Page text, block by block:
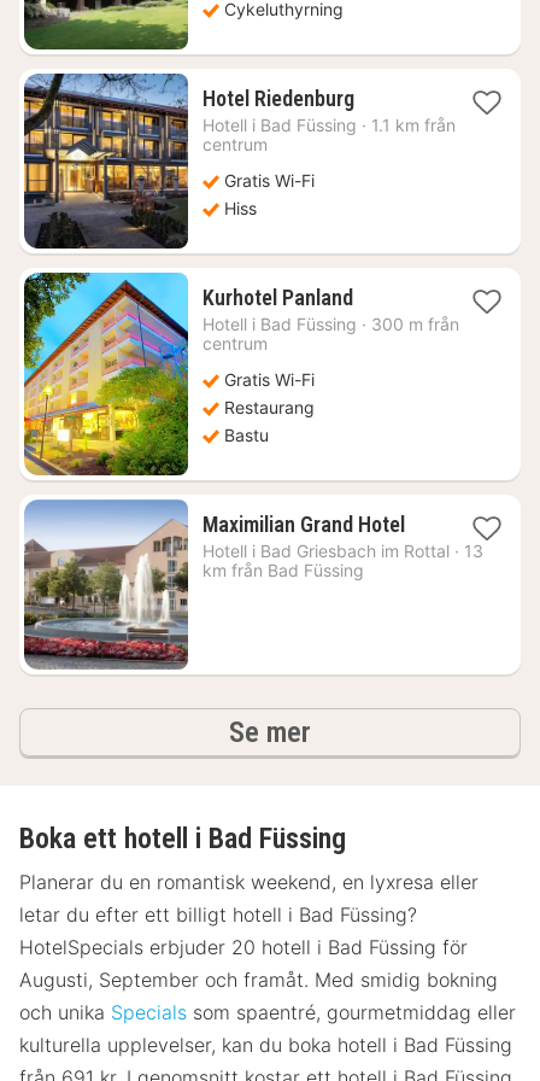
Cykeluthyrning
Hotel Riedenburg1
natt
från
Hotell i Bad Füssing · 1.1 km från
centrum
Gratis Wi-Fi
Hiss
Kurhotel Panland1
natt
från
Hotell i Bad Füssing · 300 m från
centrum
Gratis Wi-Fi
Restaurang
Bastu
Maximilian Grand Hotel1
natt
Hotell i Bad Griesbach im Rottal · 13
km från Bad Füssing
Se mer
Boka ett hotell i Bad Füssing
Planerar du en romantisk weekend, en lyxresa eller
letar du efter ett billigt hotell i Bad Füssing?
HotelSpecials erbjuder 20 hotell i Bad Füssing för
Augusti, September och framåt. Med smidig bokning
och unika Specials som spaentré, gourmetmiddag eller
kulturella upplevelser, kan du boka hotell i Bad Füssing